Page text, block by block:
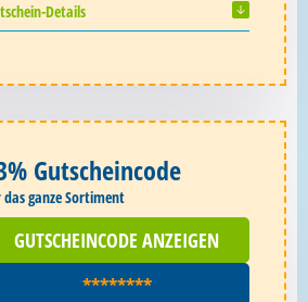
Details
Gutscheincode
ganze Sortiment
GUTSCHEINCODE ANZEIGEN
********